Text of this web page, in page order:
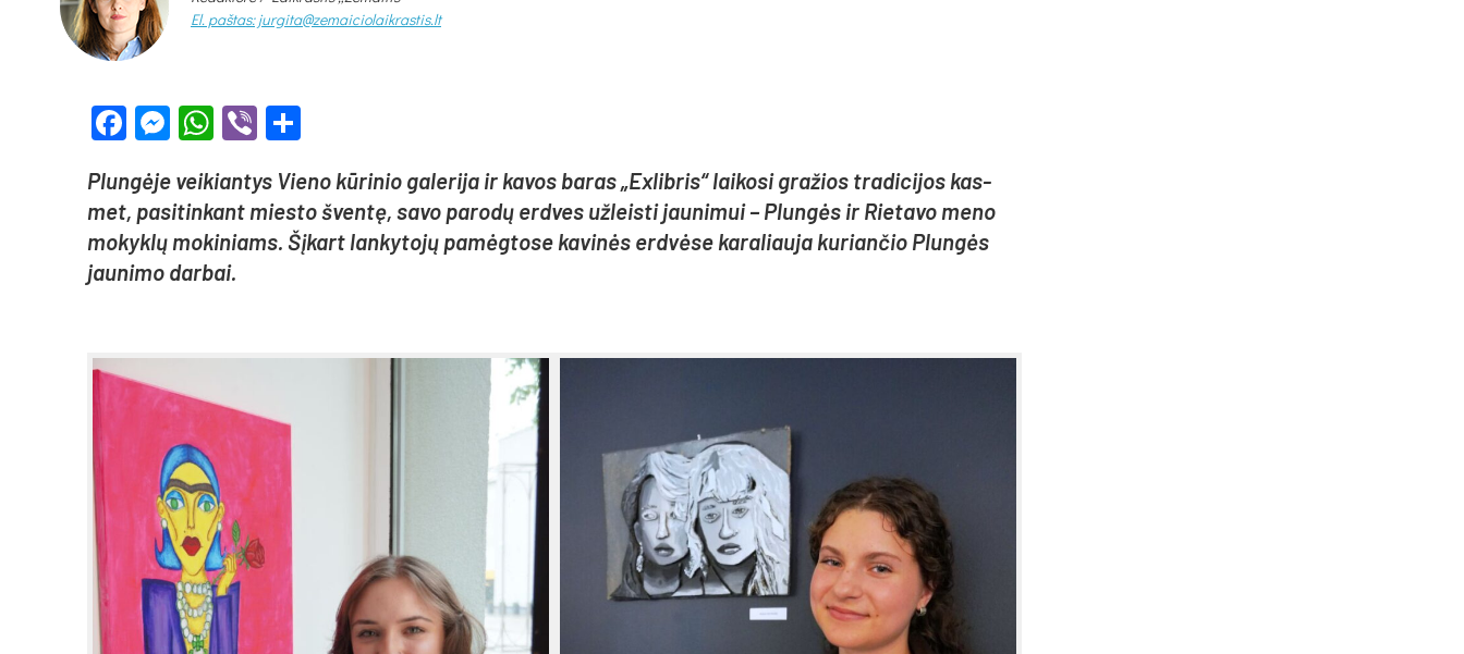
El. paštas: jurgita@zemaiciolaikrastis.lt
Facebook
Messenger
WhatsApp
Viber
Plun­gė­je vei­kian­tys Vie­no kū­ri­nio ga­le­ri­ja ir ka­vos ba­ras „Ex­lib­ris“ lai­ko­si gra­žios tra­di­ci­jos kas­
met, pa­si­tin­kant mies­to šven­tę, sa­vo pa­ro­dų erd­ves už­leis­ti jau­ni­mui – Plun­gės ir Rie­ta­vo me­no
mo­kyk­lų mo­ki­niams. Šį­kart lan­ky­to­jų pa­mėg­to­se ka­vi­nės erd­vė­se ka­ra­liau­ja ku­rian­čio Plun­gės
jau­ni­mo dar­bai.